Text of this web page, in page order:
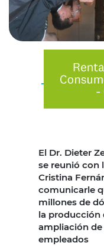
El Dr. Dieter
se reunió con
Cristina
comunicarle
millones de
la producción
ampliación de
empleados